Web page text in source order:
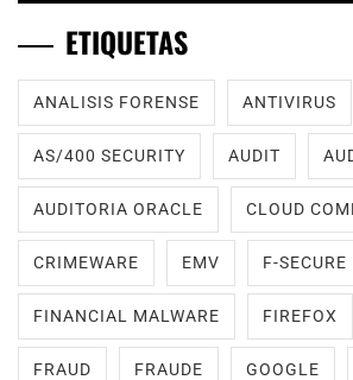
ETIQUETAS
ANALISIS FORENSE ANTIVIRUS
AS/400 SECURITY AUDIT
AUDITORIA ORACLE CLOUD
CRIMEWARE EMV F-SECURE
FINANCIAL MALWARE FIREFOX
FRAUD FRAUDE GOOGLE